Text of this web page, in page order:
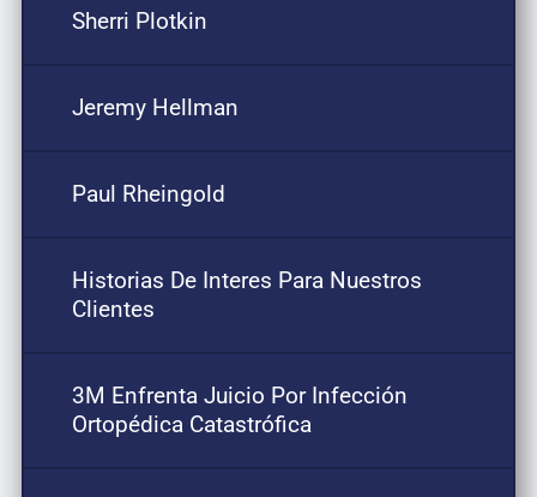
Sherri Plotkin
Jeremy Hellman
Paul Rheingold
Historias De Interes Para Nuestros
Clientes
3M Enfrenta Juicio Por Infección
Ortopédica Catastrófica